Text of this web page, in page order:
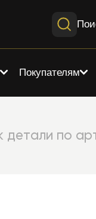
Покупателям
детали по